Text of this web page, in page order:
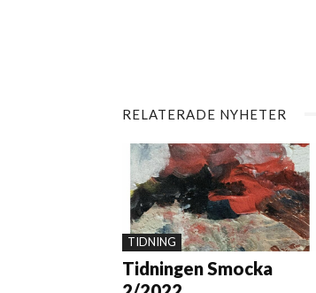
RELATERADE NYHETER
TIDNING
Tidningen Smocka